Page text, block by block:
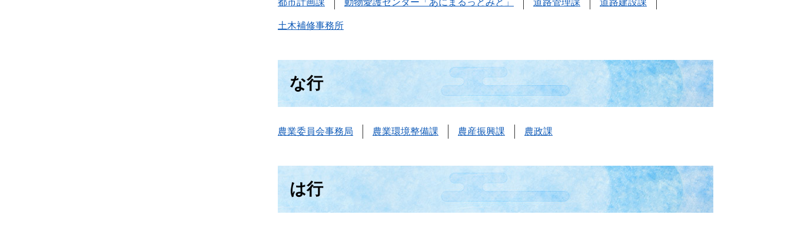
都市計画課 動物愛護センター「あにまるっとみと」 道路管理課 道路建設課
土木補修事務所
な行
農業委員会事務局 農業環境整備課 農産振興課 農政課
は行